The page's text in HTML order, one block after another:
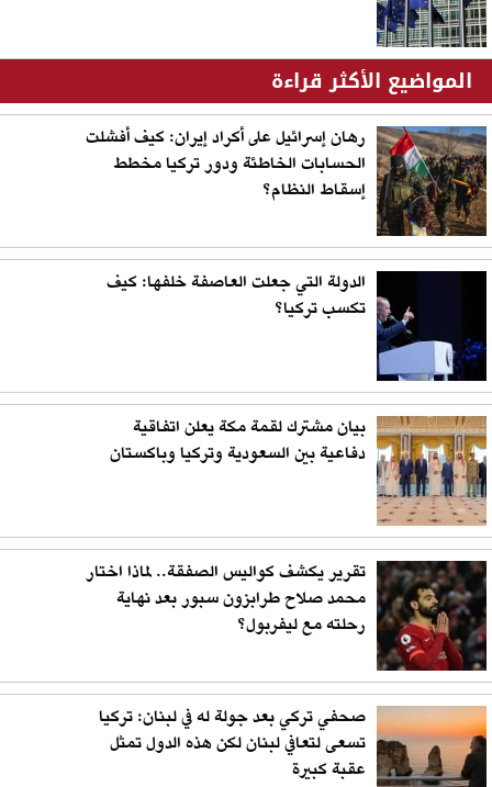
المواضيع الأكثر قراءة
رهان إسرائيل على أكراد إيران: كيف أفشلت
الحسابات الخاطئة ودور تركيا مخطط
إسقاط النظام؟
الدولة التي جعلت العاصفة خلفها: كيف
تكسب تركيا؟
بيان مشترك لقمة مكة يعلن اتفاقية
دفاعية بين السعودية وتركيا وباكستان
تقرير يكشف كواليس الصفقة.. لماذا اختار
محمد صلاح طرابزون سبور بعد نهاية
رحلته مع ليفربول؟
صحفي تركي بعد جولة له في لبنان: تركيا
تسعى لتعافي لبنان لكن هذه الدول تمثل
عقبة كبيرة